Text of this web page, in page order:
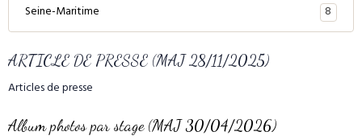
Seine-Maritime
8
ARTICLE DE PRESSE (MAJ 28/11/2025)
Articles de presse
Album photos par stage (MAJ 30/04/2026)